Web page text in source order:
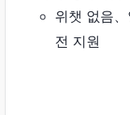
위챗 없음
전 지원